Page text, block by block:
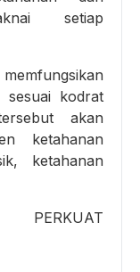
setiap
sesuai kodrat
akan
ketahanan
ketahanan